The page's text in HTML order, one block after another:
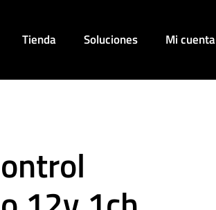
Tienda Soluciones Mi cuenta